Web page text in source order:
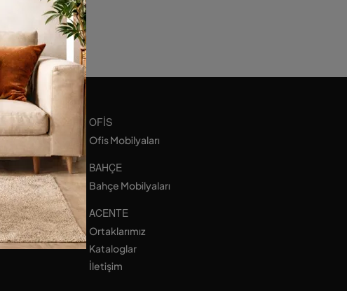
OFIS
Ofis Mobilyaları
BAHÇE
Bahçe Mobilyaları
ACENTE
Ortaklarımız
Kataloglar
İletişim